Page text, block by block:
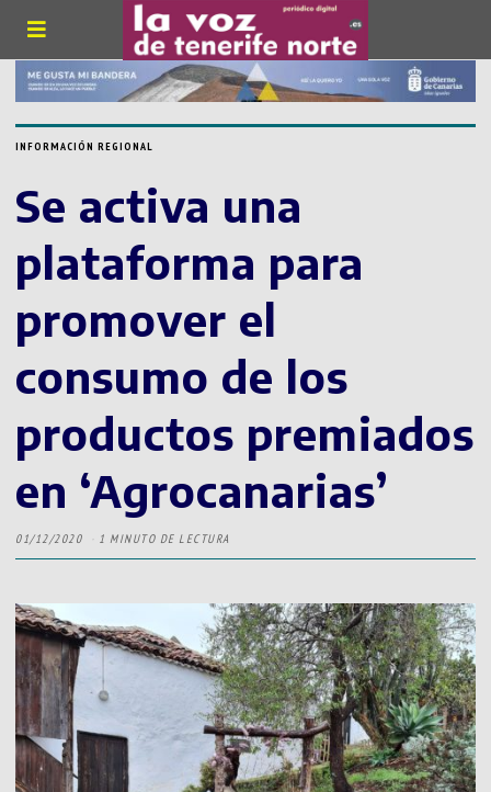
INFORMACIÓN REGIONAL
Se activa una
plataforma para
promover el
consumo de los
productos premiados
en ‘Agrocanarias’
01/12/2020 1 MINUTO DE LECTURA